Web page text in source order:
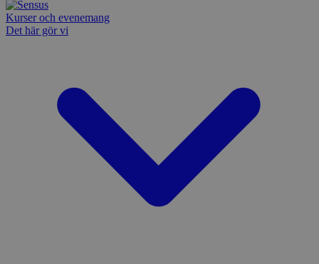
Kurser och evenemang
Det här gör vi